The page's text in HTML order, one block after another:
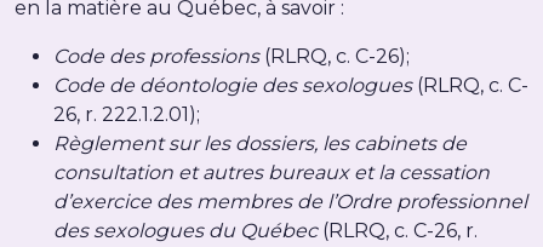
en la matière au Québec, à savoir :
Code des professions(RLRQ, c. C-26);
Code de déontologie des sexologues(RLRQ, c. C-
26, r. 222.1.2.01);
Règlement sur les dossiers, les cabinets de
consultation et autres bureaux et la cessation
d’exercice des membres de l’Ordre professionnel
des sexologues du Québec (RLRQ, c. C-26, r.